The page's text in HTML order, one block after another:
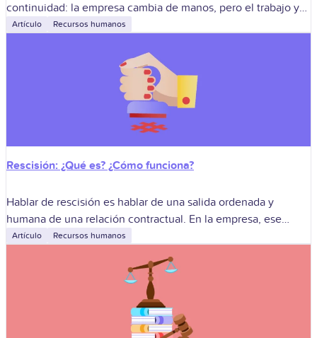
continuidad: la empresa cambia de manos, pero el trabajo y
sus obligaciones no deberían interrumpirse. En la práctica, la
Artículo Recursos humanos
Rescisión: ¿Qué es? ¿Cómo funciona?
Hablar de rescisión es hablar de una salida ordenada y
humana de una relación contractual. En la empresa, ese
momento marca tanto a quienes se van como a quienes se
Artículo Recursos humanos